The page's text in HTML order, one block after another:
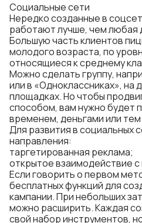
Социальные сети
Нередко созданные в
работают лучше, чем любая
Большую часть клиентов
молодого возраста, по
относящиеся к среднему
Можно сделать группу,
или в «Одноклассниках», на
площадках. Но чтобы
способом, вам нужно будет
временем, деньгами или тем
Для развития в социальных
направления:
таргетированная реклама;
открытое взаимодействие
Если говорить о первом
бесплатных функций для
кампании. При небольших
можно расширить. Каждая
свой набор инструментов,